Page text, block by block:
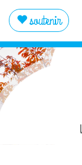
soutenir